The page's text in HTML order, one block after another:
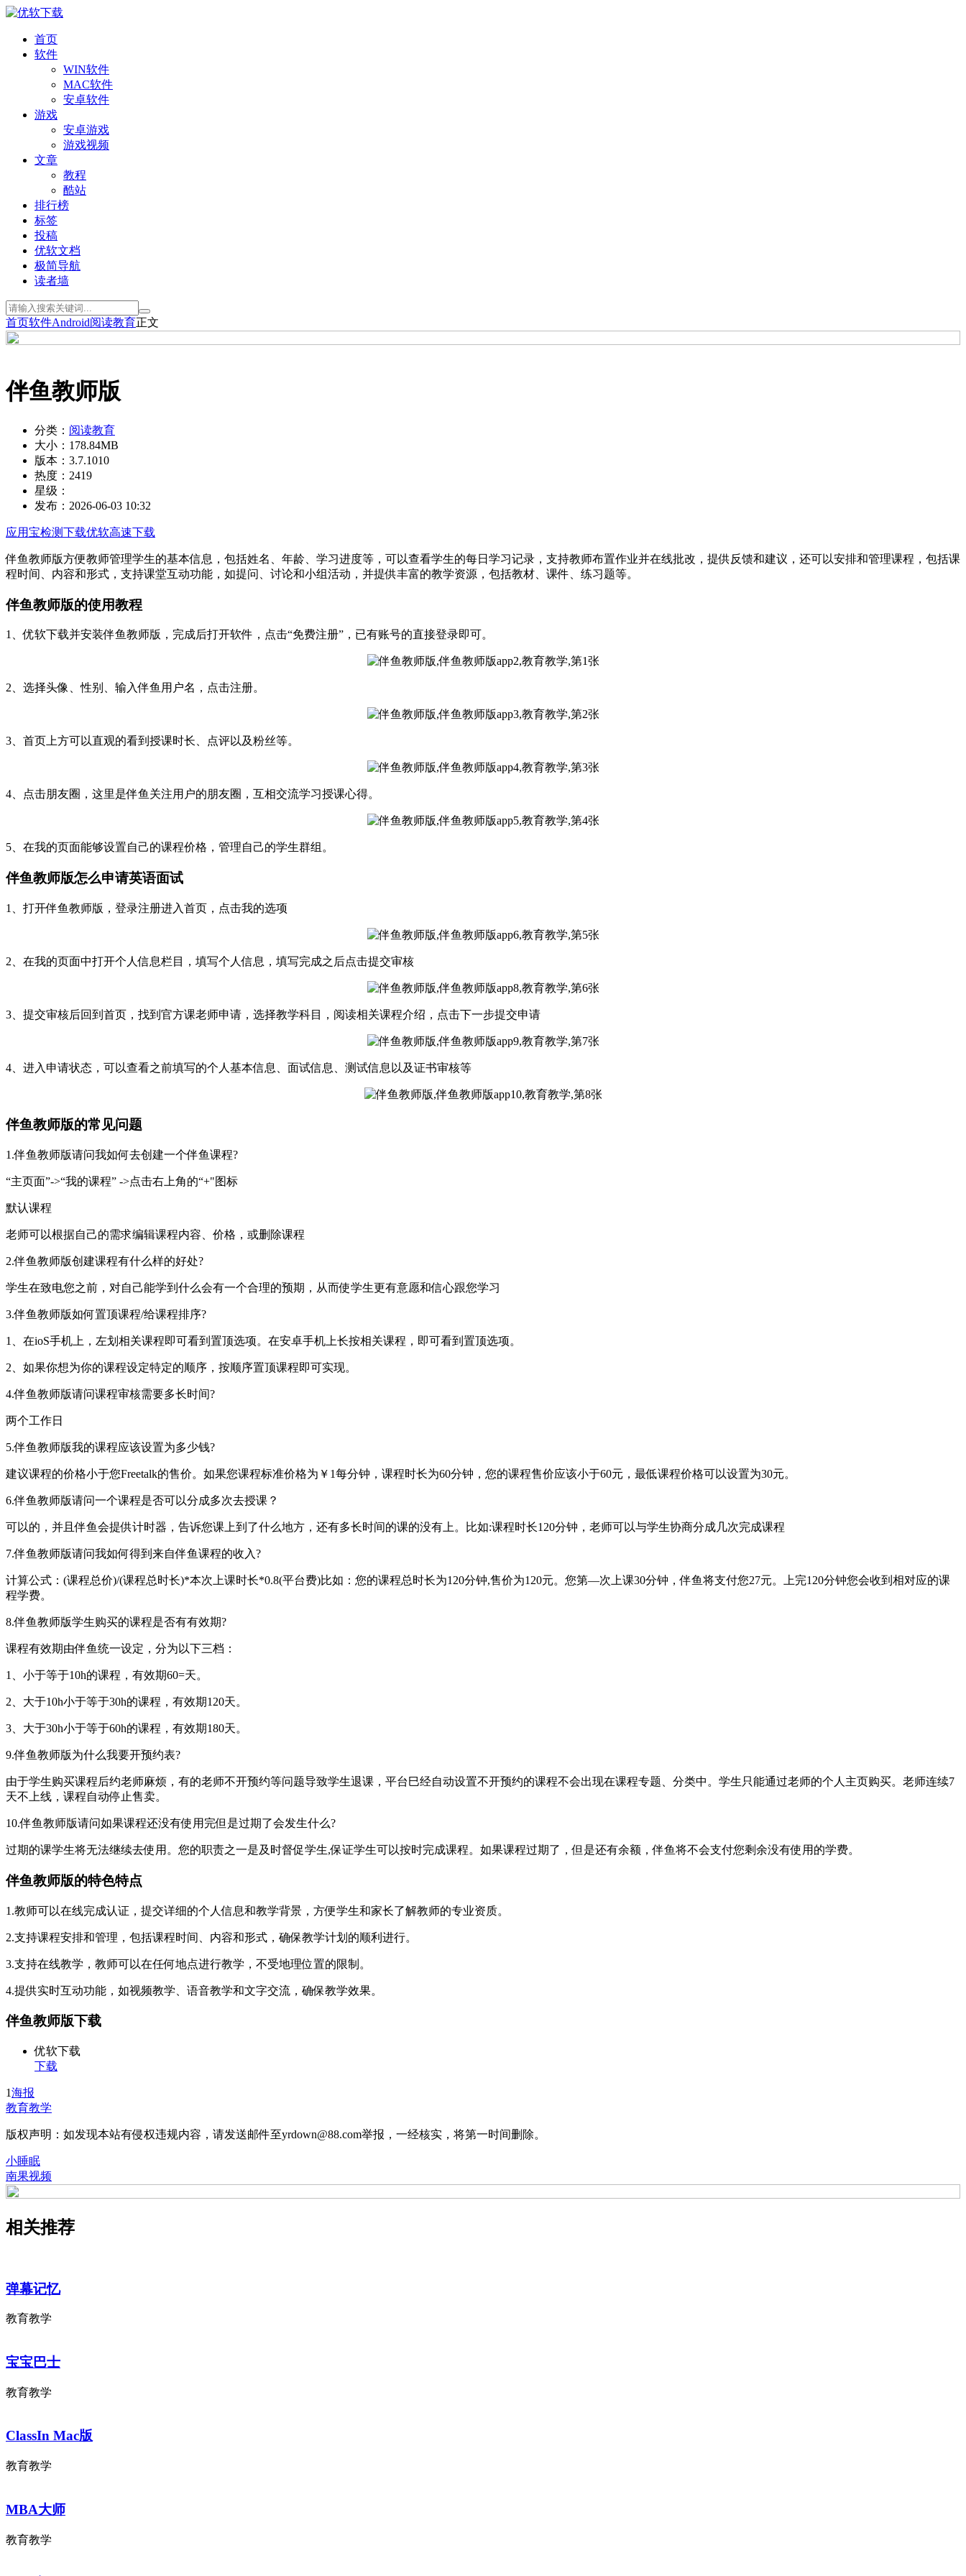
首页
软件
WIN软件
MAC软件
安卓软件
游戏
安卓游戏
游戏视频
文章
教程
酷站
排行榜
标签
投稿
优软文档
极简导航
读者墙
首页软件Android阅读教育正文
伴鱼教师版
分类： 阅读教育
大小： 178.84MB
版本： 3.7.1010
热度： 2419
星级：
发布： 2026-06-03 10:32
应用宝检测下载优软高速下载
伴鱼教师版方便教师管理学生的基本信息，包括姓名、年龄、学习进度等，可以查看学生的每日学习记录，支持教师布置作业并在线批改，提供反馈和建议，还可以安排和管理课程，包括课
程时间、内容和形式，支持课堂互动功能，如提问、讨论和小组活动，并提供丰富的教学资源，包括教材、课件、练习题等。
伴鱼教师版的使用教程
1、优软下载并安装伴鱼教师版，完成后打开软件，点击“免费注册”，已有账号的直接登录即可。
2、选择头像、性别、输入伴鱼用户名，点击注册。
3、首页上方可以直观的看到授课时长、点评以及粉丝等。
4、点击朋友圈，这里是伴鱼关注用户的朋友圈，互相交流学习授课心得。
5、在我的页面能够设置自己的课程价格，管理自己的学生群组。
伴鱼教师版怎么申请英语面试
1、打开伴鱼教师版，登录注册进入首页，点击我的选项
2、在我的页面中打开个人信息栏目，填写个人信息，填写完成之后点击提交审核
3、提交审核后回到首页，找到官方课老师申请，选择教学科目，阅读相关课程介绍，点击下一步提交申请
4、进入申请状态，可以查看之前填写的个人基本信息、面试信息、测试信息以及证书审核等
伴鱼教师版的常见问题
1.伴鱼教师版请问我如何去创建一个伴鱼课程?
“主页面”->“我的课程” ->点击右上角的“+"图标
默认课程
老师可以根据自己的需求编辑课程内容、价格，或删除课程
2.伴鱼教师版创建课程有什么样的好处?
学生在致电您之前，对自己能学到什么会有一个合理的预期，从而使学生更有意愿和信心跟您学习
3.伴鱼教师版如何置顶课程/给课程排序?
1、在ioS手机上，左划相关课程即可看到置顶选项。在安卓手机上长按相关课程，即可看到置顶选项。
2、如果你想为你的课程设定特定的顺序，按顺序置顶课程即可实现。
4.伴鱼教师版请问课程审核需要多长时间?
两个工作日
5.伴鱼教师版我的课程应该设置为多少钱?
建议课程的价格小于您Freetalk的售价。如果您课程标准价格为￥1每分钟，课程时长为60分钟，您的课程售价应该小于60元，最低课程价格可以设置为30元。
6.伴鱼教师版请问一个课程是否可以分成多次去授课？
可以的，并且伴鱼会提供计时器，告诉您课上到了什么地方，还有多长时间的课的没有上。比如:课程时长120分钟，老师可以与学生协商分成几次完成课程
7.伴鱼教师版请问我如何得到来自伴鱼课程的收入?
计算公式：(课程总价)/(课程总时长)*本次上课时长*0.8(平台费)比如：您的课程总时长为120分钟,售价为120元。您第—次上课30分钟，伴鱼将支付您27元。上完120分钟您会收到相对应的课
程学费。
8.伴鱼教师版学生购买的课程是否有有效期?
课程有效期由伴鱼统一设定，分为以下三档：
1、小于等于10h的课程，有效期60=天。
2、大于10h小于等于30h的课程，有效期120天。
3、大于30h小于等于60h的课程，有效期180天。
9.伴鱼教师版为什么我要开预约表?
由于学生购买课程后约老师麻烦，有的老师不开预约等问题导致学生退课，平台巳经自动设置不开预约的课程不会出现在课程专题、分类中。学生只能通过老师的个人主页购买。老师连续7
天不上线，课程自动停止售卖。
10.伴鱼教师版请问如果课程还没有使用完但是过期了会发生什么?
过期的课学生将无法继续去使用。您的职责之一是及时督促学生,保证学生可以按时完成课程。如果课程过期了，但是还有余额，伴鱼将不会支付您剩余没有使用的学费。
伴鱼教师版的特色特点
1.教师可以在线完成认证，提交详细的个人信息和教学背景，方便学生和家长了解教师的专业资质。
2.支持课程安排和管理，包括课程时间、内容和形式，确保教学计划的顺利进行。
3.支持在线教学，教师可以在任何地点进行教学，不受地理位置的限制。
4.提供实时互动功能，如视频教学、语音教学和文字交流，确保教学效果。
伴鱼教师版下载
优软下载
下载
1海报
教育教学
版权声明：如发现本站有侵权违规内容，请发送邮件至yrdown@88.com举报，一经核实，将第一时间删除。
小睡眠
南果视频
相关推荐
弹幕记忆
教育教学
宝宝巴士
教育教学
ClassIn Mac版
教育教学
MBA大师
教育教学